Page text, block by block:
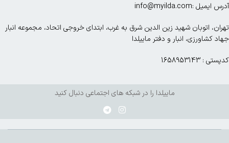
آدرس ایمیل :info@myilda.com
تهران، اتوبان شهید زین الدین شرق به غرب، ابتدای خروجی اتحاد، مجموعه انبار
جهاد کشاورزی، انبار و دفتر ماییلدا
کدپستی : 1658953143
ماییلدا را در شبکه های اجتماعی دنبال کنید